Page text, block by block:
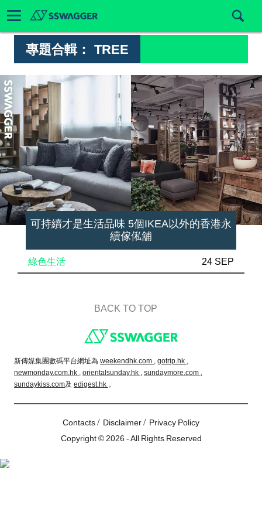
專題合輯： TREE
可持續才是生活品味 5個IKEA以外的香港永
續傢俬舖
綠色生活 24 SEP
BACK TO TOP
新傳媒集團數碼平台網址為 weekendhk.com , gotrip.hk ,
newmonday.com.hk , orientalsunday.hk , sundaymore.com ,
sundaykiss.com及 edigest.hk 。
Contacts/ Disclaimer/ Privacy Policy
Copyright © 2026 - All Rights Reserved